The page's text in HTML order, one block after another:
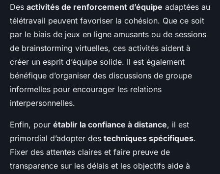
Des activités de renforcement d’équipe adaptées au
télétravail peuvent favoriser la cohésion. Que ce soit
par le biais de jeux en ligne amusants ou de sessions
de brainstorming virtuelles, ces activités aident à
créer un esprit d’équipe solide. Il est également
bénéfique d’organiser des discussions de groupe
informelles pour encourager les relations
interpersonnelles.
Enfin, pour établir la confiance à distance, il est
primordial d’adopter des techniques spécifiques.
Fixer des attentes claires et faire preuve de
transparence sur les délais et les objectifs aide à